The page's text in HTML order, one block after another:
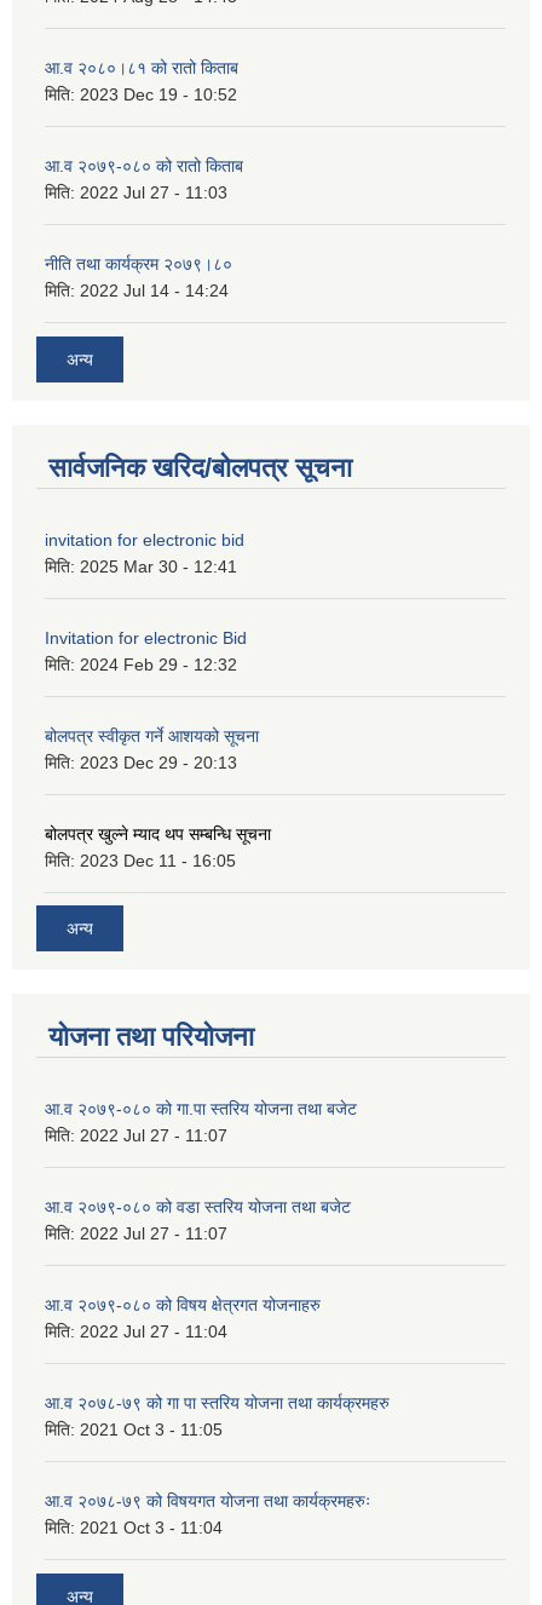
आ.व २०८०।८१ को रातो किताब
मिति: 2023 Dec 19 - 10:52
आ.व २०७९-०८० को रातो किताब
मिति: 2022 Jul 27 - 11:03
नीति तथा कार्यक्रम २०७९।८०
मिति: 2022 Jul 14 - 14:24
अन्य
सार्वजनिक खरिद/बोलपत्र सूचना
invitation for electronic bid
मिति: 2025 Mar 30 - 12:41
Invitation for electronic Bid
मिति: 2024 Feb 29 - 12:32
बोलपत्र स्वीकृत गर्ने आशयको सूचना
मिति: 2023 Dec 29 - 20:13
बोलपत्र खुल्ने म्याद थप सम्बन्धि सूचना
मिति: 2023 Dec 11 - 16:05
अन्य
योजना तथा परियोजना
आ.व २०७९-०८० को गा.पा स्तरिय योजना तथा बजेट
मिति: 2022 Jul 27 - 11:07
आ.व २०७९-०८० को वडा स्तरिय योजना तथा बजेट
मिति: 2022 Jul 27 - 11:07
आ.व २०७९-०८० को विषय क्षेत्रगत योजनाहरु
मिति: 2022 Jul 27 - 11:04
आ.व २०७८-७९ को गा पा स्तरिय योजना तथा कार्यक्रमहरु
मिति: 2021 Oct 3 - 11:05
आ.व २०७८-७९ को विषयगत योजना तथा कार्यक्रमहरुः
मिति: 2021 Oct 3 - 11:04
अन्य